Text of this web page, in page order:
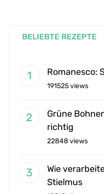
BELIEBTE REZEPTE
Romanesco:
191525 views
Grüne
richtig
22848 views
Wie
Stielmus